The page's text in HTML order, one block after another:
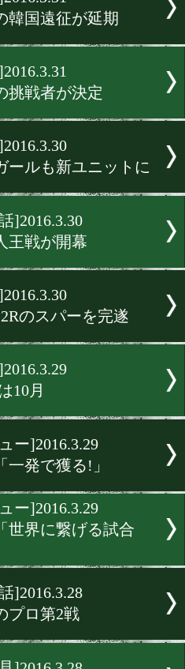
エット 女子情報
ス]2016.3.31
也の韓国遠征が延期
ス]2016.3.31
ス]2016.3.30
ジガールも新ユニッ
談話]2016.3.30
新人王戦が開幕
、12Rのスパーを完
ス]2016.3.29
会は10月
ビュー]2016.3.29
人「一発で獲る!」